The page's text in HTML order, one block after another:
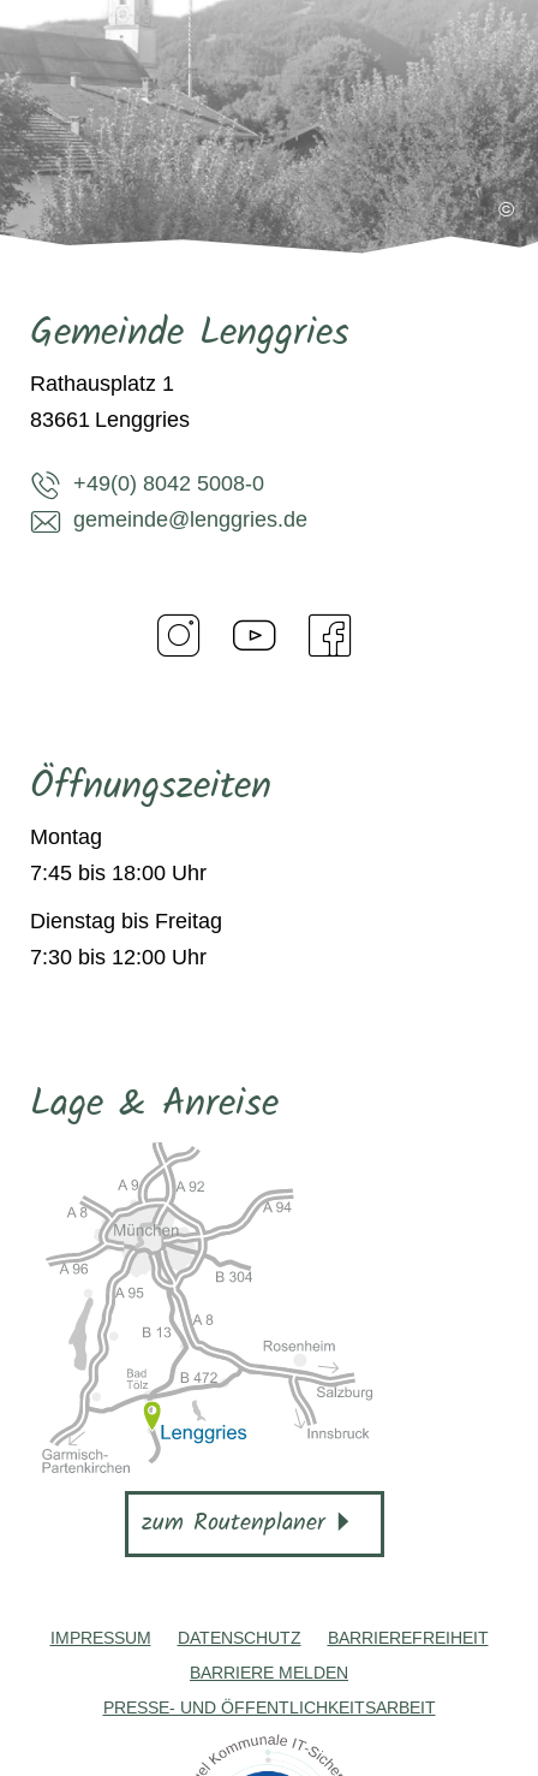
©
Gemeinde Lenggries
Rathausplatz 1
83661 Lenggries
+49(0) 8042 5008-0
gemeinde@lenggries.de
Öffnungszeiten
Montag
7:45 bis 18:00 Uhr
Dienstag bis Freitag
7:30 bis 12:00 Uhr
Lage & Anreise
zum Routenplaner
IMPRESSUM DATENSCHUTZ
BARRIEREFREIHEIT
BARRIERE MELDEN
PRESSE- UND ÖFFENTLICHKEITSARBEIT